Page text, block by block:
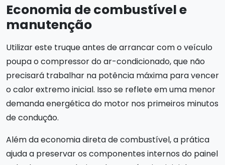
Economia de combustível e
manutenção
Utilizar este truque antes de arrancar com o veículo
poupa o compressor do ar-condicionado, que não
precisará trabalhar na potência máxima para vencer
o calor extremo inicial. Isso se reflete em uma menor
demanda energética do motor nos primeiros minutos
de condução.
Além da economia direta de combustível, a prática
ajuda a preservar os componentes internos do painel